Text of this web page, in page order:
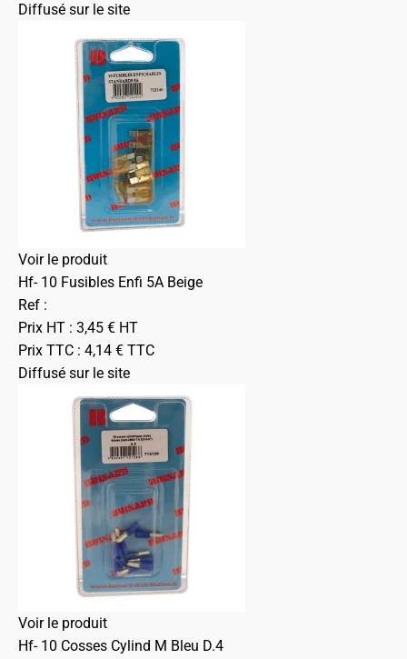
Diffusé sur le site
Voir le produit
Hf- 10 Fusibles Enfi 5A Beige
Ref :
Prix HT : 3,45 € HT
Prix TTC : 4,14 € TTC
Diffusé sur le site
Voir le produit
Hf- 10 Cosses Cylind M Bleu D.4